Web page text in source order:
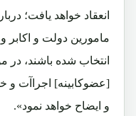
انعقاد خواهد یافت؛
مامورین دولت و
انتخاب شده باشند، در
[عضوکابینه] اجراآت و
و ایضاح خواهد نمود».